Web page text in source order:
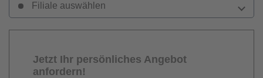
Filiale auswählen
Jetzt Ihr persönliches Angebot
anfordern!